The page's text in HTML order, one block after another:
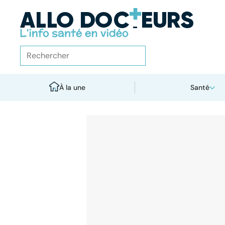
À la une Santé